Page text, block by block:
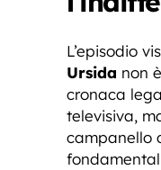
L’episodio
Ursida non
cronaca
televisiva,
campanello